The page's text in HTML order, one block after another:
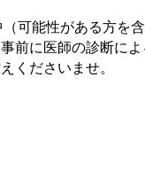
可能性がある方を
に医師の診断によ
くださいませ。